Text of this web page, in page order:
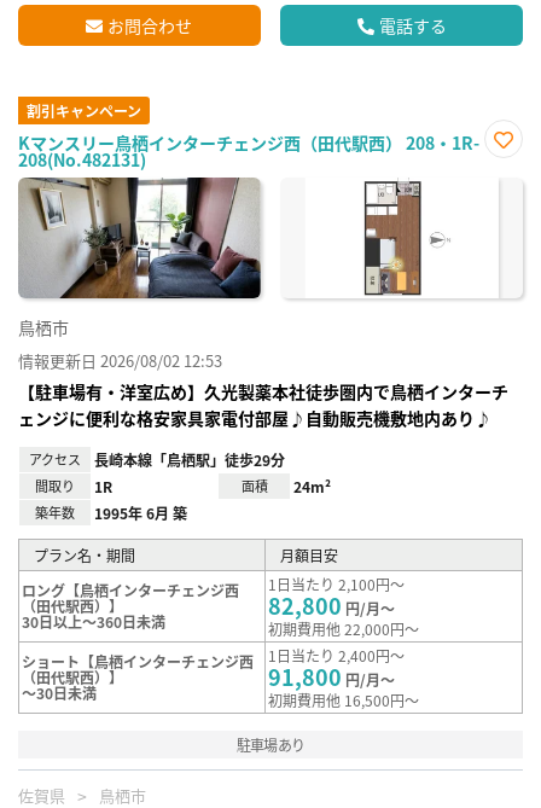
お問合わせ 電話する
割引キャンペーン
Kマンスリー鳥栖インターチェンジ西（田代駅西） 208・1R-
208(No.482131)
に入
鳥栖市
情報更新日 2026/08/02 12:53
【駐車場有・洋室広め】久光製薬本社徒歩圏内で鳥栖インターチ
ェンジに便利な格安家具家電付部屋♪自動販売機敷地内あり♪
アクセス 長崎本線「鳥栖駅」徒歩29分
間取り 1R 面積 24m²
築年数 1995年 6月 築
プラン名・期間
月額目安
ロング【鳥栖インターチェンジ西
（田代駅西）】
30日以上～360日未満
1日当たり 2,100円～
82,800 円/月～
初期費用他 22,000円～
ショート【鳥栖インターチェンジ西
（田代駅西）】
～30日未満
1日当たり 2,400円～
91,800 円/月～
初期費用他 16,500円～
駐車場あり
佐賀県 鳥栖市